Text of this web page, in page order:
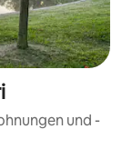
und -